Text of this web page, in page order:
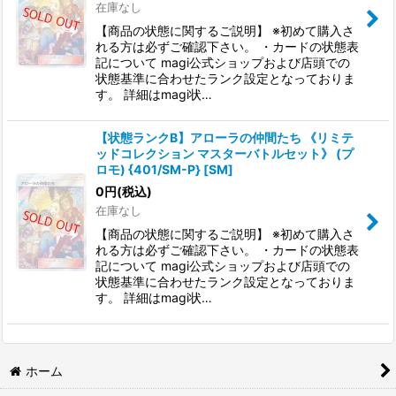
在庫なし
【商品の状態に関するご説明】 ※初めて購入さ
れる方は必ずご確認下さい。 ・カードの状態表
記について magi公式ショップおよび店頭での
状態基準に合わせたランク設定となっておりま
す。 詳細はmagi状…
【状態ランクB】アローラの仲間たち 《リミテ
ッドコレクション マスターバトルセット》 (プ
ロモ) {401/SM-P} [SM]
0円(税込)
在庫なし
【商品の状態に関するご説明】 ※初めて購入さ
れる方は必ずご確認下さい。 ・カードの状態表
記について magi公式ショップおよび店頭での
状態基準に合わせたランク設定となっておりま
す。 詳細はmagi状…
ホーム